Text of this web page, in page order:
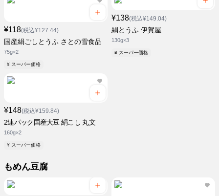
¥118(税込¥127.44)
国産絹ごしとうふ さとの雪食品
75g×2
¥ スーパー価格
¥138(税込¥149.04)
絹とうふ 伊賀屋
130g×3
¥ スーパー価格
¥148(税込¥159.84)
2連パック国産大豆 絹こし 丸文
160g×2
¥ スーパー価格
もめん豆腐